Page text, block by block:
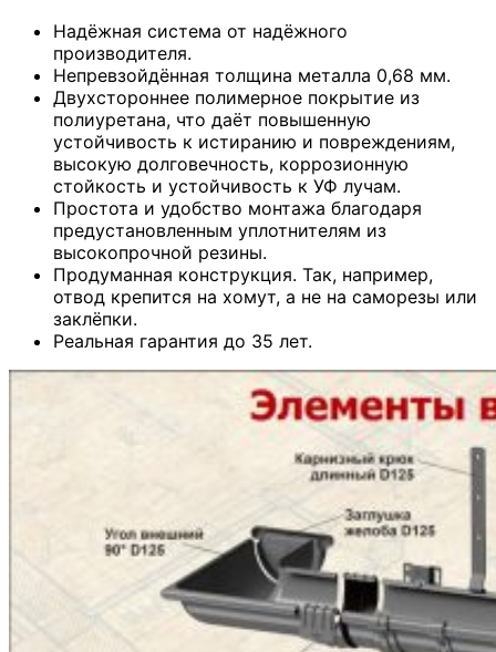
Надёжная система от надёжного
производителя.
Непревзойдённая толщина металла 0,68 мм.
Двухстороннее полимерное покрытие из
полиуретана, что даёт повышенную
устойчивость к истиранию и повреждениям,
высокую долговечность, коррозионную
стойкость и устойчивость к УФ лучам.
Простота и удобство монтажа благодаря
предустановленным уплотнителям из
высокопрочной резины.
Продуманная конструкция. Так, например,
отвод крепится на хомут, а не на саморезы или
заклёпки.
Реальная гарантия до 35 лет.